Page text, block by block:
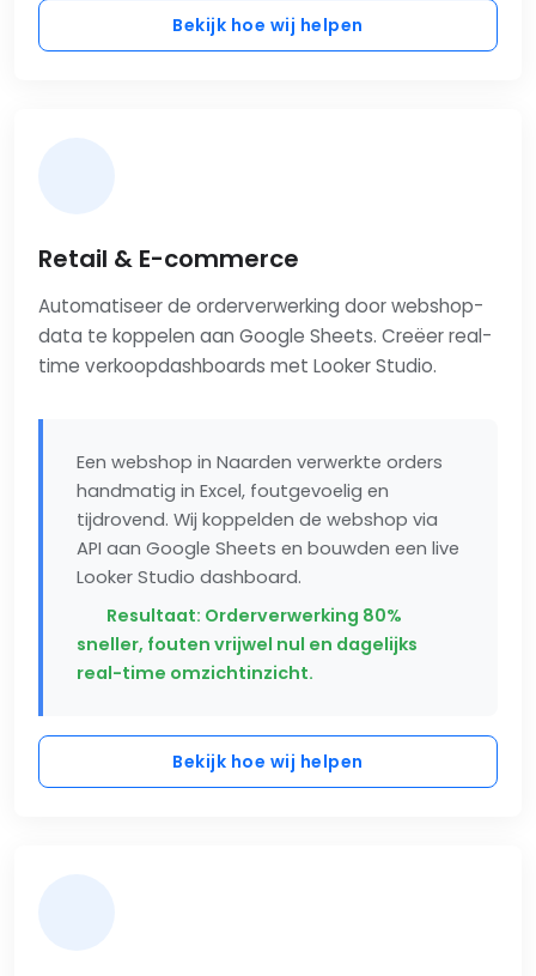
Bekijk hoe wij helpen
Retail & E-commerce
Automatiseer de orderverwerking door webshop-
data te koppelen aan Google Sheets. Creëer real-
time verkoopdashboards met Looker Studio.
Een webshop in Naarden verwerkte orders
handmatig in Excel, foutgevoelig en
tijdrovend. Wij koppelden de webshop via
API aan Google Sheets en bouwden een live
Looker Studio dashboard.
Resultaat: Orderverwerking 80%
sneller, fouten vrijwel nul en dagelijks
real-time omzichtinzicht.
Bekijk hoe wij helpen